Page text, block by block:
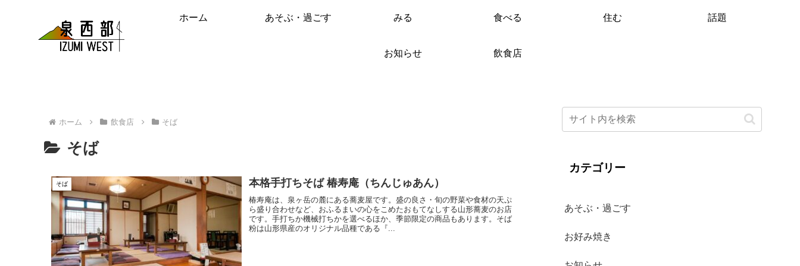
ホーム あそぶ・過ごす みる 食べる 住む 話題
お知らせ 飲食店
ホーム 飲食店 そば
そば
そば 本格手打ちそば 椿寿庵（ちんじゅあん）
椿寿庵は、泉ヶ岳の麓にある蕎麦屋です。盛の良さ・旬の野菜や食材の天ぷ
ら盛り合わせなど、おふるまいの心をこめたおもてなしする山形蕎麦のお店
です。手打ちか機械打ちかを選べるほか、季節限定の商品もあります。そば
粉は山形県産のオリジナル品種である『...
カテゴリー
あそぶ・過ごす
お好み焼き